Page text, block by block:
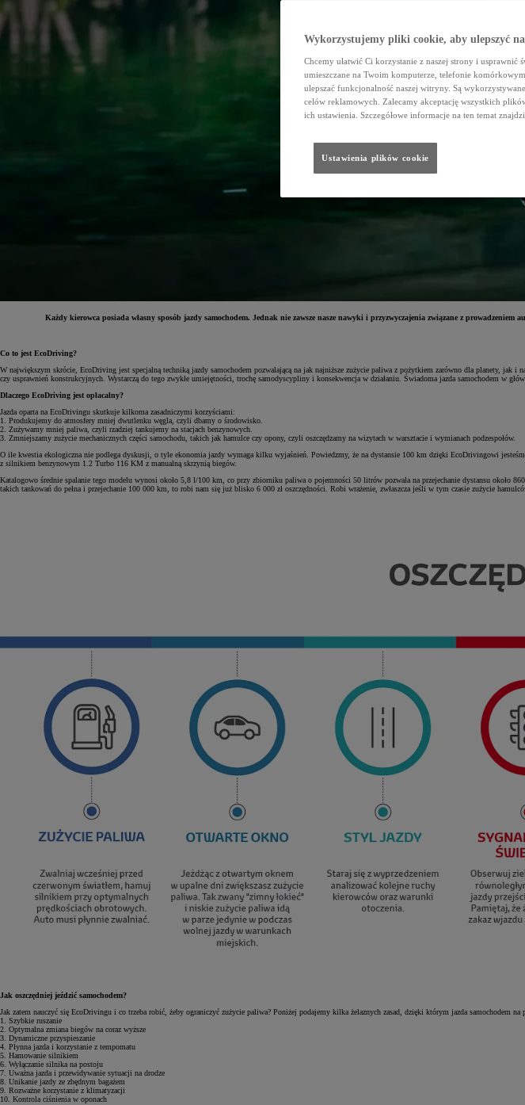
Każdy kierowca posiada własny sposób jazdy samochodem. Jednak nie zawsze nasze nawyki i przyzwyczajenia związane z
Co to jest EcoDriving?
W największym skrócie, EcoDriving jest specjalną techniką jazdy samochodem pozwalającą na jak najniższe zużycie paliwa z pożytkiem zarówno dla planety,
czy usprawnień konstrukcyjnych. Wystarczą do tego zwykłe umiejętności, trochę samodyscypliny i konsekwencja w działaniu. Świadoma jazda samochodem w
Dlaczego EcoDriving jest opłacalny?
Jazda oparta na EcoDrivingu skutkuje kilkoma zasadniczymi korzyściami:
1. Produkujemy do atmosfery mniej dwutlenku węgla, czyli dbamy o środowisko.
2. Zużywamy mniej paliwa, czyli rzadziej tankujemy na stacjach benzynowych.
3. Zmniejszamy zużycie mechanicznych części samochodu, takich jak hamulce czy opony, czyli oszczędzamy na wizytach w warsztacie i wymianach podzespołów.
O ile kwestia ekologiczna nie podlega dyskusji, o tyle ekonomia jazdy wymaga kilku wyjaśnień. Powiedzmy, że na dystansie 100 km dzięki EcoDrivingowi
z silnikiem benzynowym 1.2 Turbo 116 KM z manualną skrzynią biegów.
Katalogowo średnie spalanie tego modelu wynosi około 5,8 l/100 km, co przy zbiorniku paliwa o pojemności 50 litrów pozwala na przejechanie dystansu około
takich tankowań do pełna i przejechanie 100 000 km, to robi nam się już blisko 6 000 zł oszczędności. Robi wrażenie, zwłaszcza jeśli w tym czasie zużycie
Jak oszczędniej jeździć samochodem?
Jak zatem nauczyć się EcoDrivingu i co trzeba robić, żeby ograniczyć zużycie paliwa? Poniżej podajemy kilka żelaznych zasad, dzięki którym jazda samochodem na
1. Szybkie ruszanie
2. Optymalna zmiana biegów na coraz wyższe
3. Dynamiczne przyspieszanie
4. Płynna jazda i korzystanie z tempomatu
5. Hamowanie silnikiem
6. Wyłączanie silnika na postoju
7. Uważna jazda i przewidywanie sytuacji na drodze
8. Unikanie jazdy ze zbędnym bagażem
9. Rozważne korzystanie z klimatyzacji
10. Kontrola ciśnienia w oponach
Wykorzystujemy pliki cookie, aby ulepszyć
Chcemy ułatwić Ci korzystanie z naszej strony i
umieszczane na Twoim komputerze, telefonie
ulepszać funkcjonalność naszej witryny. Są
celów reklamowych. Zalecamy akceptację wszystkich
ich ustawienia. Szczegółowe informacje na ten temat
Ustawienia plików cookie